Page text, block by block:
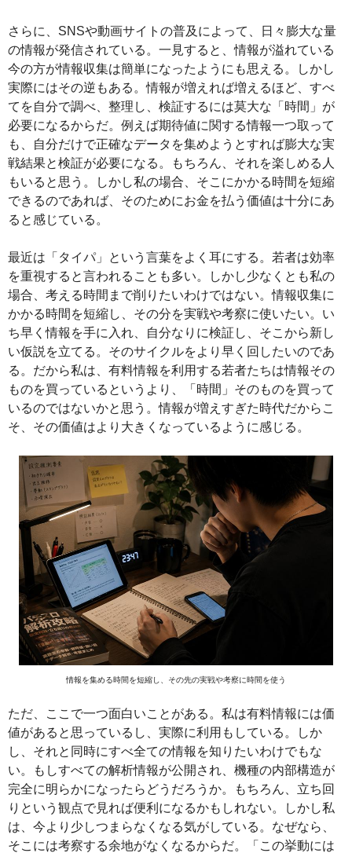
さらに、SNSや動画サイトの普及によって、日々膨大な量
の情報が発信されている。一見すると、情報が溢れている
今の方が情報収集は簡単になったようにも思える。しかし
実際にはその逆もある。情報が増えれば増えるほど、すべ
てを自分で調べ、整理し、検証するには莫大な「時間」が
必要になるからだ。例えば期待値に関する情報一つ取って
も、自分だけで正確なデータを集めようとすれば膨大な実
戦結果と検証が必要になる。もちろん、それを楽しめる人
もいると思う。しかし私の場合、そこにかかる時間を短縮
できるのであれば、そのためにお金を払う価値は十分にあ
ると感じている。
最近は「タイパ」という言葉をよく耳にする。若者は効率
を重視すると言われることも多い。しかし少なくとも私の
場合、考える時間まで削りたいわけではない。情報収集に
かかる時間を短縮し、その分を実戦や考察に使いたい。い
ち早く情報を手に入れ、自分なりに検証し、そこから新し
い仮説を立てる。そのサイクルをより早く回したいのであ
る。だから私は、有料情報を利用する若者たちは情報その
ものを買っているというより、「時間」そのものを買って
いるのではないかと思う。情報が増えすぎた時代だからこ
そ、その価値はより大きくなっているように感じる。
情報を集める時間を短縮し、その先の実戦や考察に時間を使う
ただ、ここで一つ面白いことがある。私は有料情報には価
値があると思っているし、実際に利用もしている。しか
し、それと同時にすべ全ての情報を知りたいわけでもな
い。もしすべての解析情報が公開され、機種の内部構造が
完全に明らかになったらどうだろうか。もちろん、立ち回
りという観点で見れば便利になるかもしれない。しかし私
は、今より少しつまらなくなる気がしている。なぜなら、
そこには考察する余地がなくなるからだ。「この挙動には